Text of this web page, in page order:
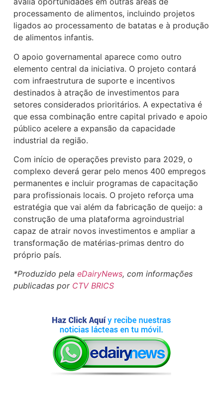
processamento de alimentos, incluindo projetos
ligados ao processamento de batatas e à produção
de alimentos infantis.
O apoio governamental aparece como outro
elemento central da iniciativa. O projeto contará
com infraestrutura de suporte e incentivos
destinados à atração de investimentos para
setores considerados prioritários. A expectativa é
que essa combinação entre capital privado e apoio
público acelere a expansão da capacidade
industrial da região.
Com início de operações previsto para 2029, o
complexo deverá gerar pelo menos 400 empregos
permanentes e incluir programas de capacitação
para profissionais locais. O projeto reforça uma
estratégia que vai além da fabricação de queijo: a
construção de uma plataforma agroindustrial
capaz de atrair novos investimentos e ampliar a
transformação de matérias-primas dentro do
próprio país.
*Produzido pelaeDairyNews, com informações
publicadas por CTV BRICS